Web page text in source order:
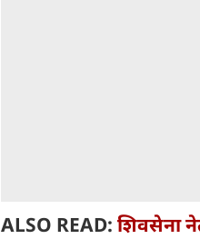
ALSO READ: शिवसेना